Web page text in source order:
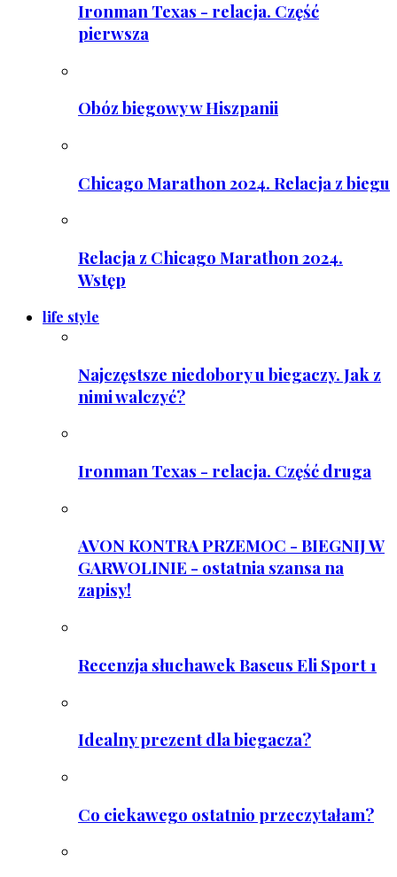
Ironman Texas - relacja. Część
pierwsza
Obóz biegowy w Hiszpanii
Chicago Marathon 2024. Relacja z biegu
Relacja z Chicago Marathon 2024.
Wstęp
life style
Najczęstsze niedobory u biegaczy. Jak z
nimi walczyć?
Ironman Texas - relacja. Część druga
AVON KONTRA PRZEMOC - BIEGNIJ W
GARWOLINIE - ostatnia szansa na
zapisy!
Recenzja słuchawek Baseus Eli Sport 1
Idealny prezent dla biegacza?
Co ciekawego ostatnio przeczytałam?